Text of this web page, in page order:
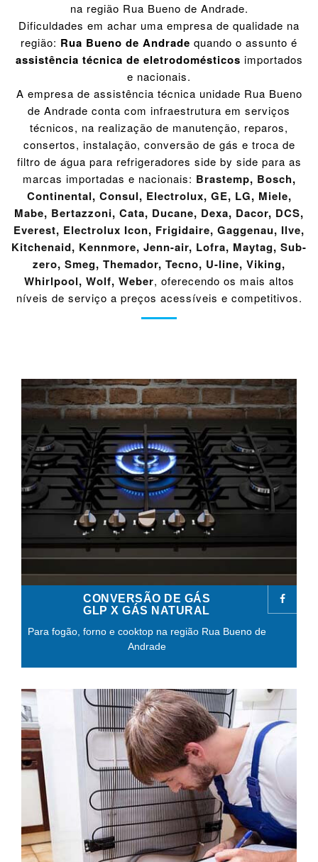
na região Rua Bueno de Andrade.
Dificuldades em achar uma empresa de qualidade na
região: Rua Bueno de Andrade quando o assunto é
assistência técnica de eletrodomésticos importados
e nacionais.
A empresa de assistência técnica unidade Rua Bueno
de Andrade conta com infraestrutura em serviços
técnicos, na realização de manutenção, reparos,
consertos, instalação, conversão de gás e troca de
filtro de água para refrigeradores side by side para as
marcas importadas e nacionais: Brastemp, Bosch,
Continental, Consul, Electrolux, GE, LG, Miele,
Mabe, Bertazzoni, Cata, Ducane, Dexa, Dacor, DCS,
Everest, Electrolux Icon, Frigidaire, Gaggenau, Ilve,
Kitchenaid, Kennmore, Jenn-air, Lofra, Maytag, Sub-
zero, Smeg, Themador, Tecno, U-line, Viking,
Whirlpool, Wolf, Weber, oferecendo os mais altos
níveis de serviço a preços acessíveis e competitivos.
CONVERSÃO DE GÁS
GLP X GÁS NATURAL
Para fogão, forno e cooktop na região Rua Bueno de
Andrade